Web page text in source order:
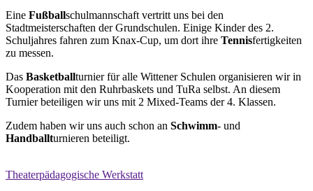
Eine Fußballschulmannschaft vertritt uns bei den
Stadtmeisterschaften der Grundschulen. Einige Kinder des 2.
Schuljahres fahren zum Knax-Cup, um dort ihre Tennisfertigkeiten
zu messen.
Das Basketballturnier für alle Wittener Schulen organisieren wir in
Kooperation mit den Ruhrbaskets und TuRa selbst. An diesem
Turnier beteiligen wir uns mit 2 Mixed-Teams der 4. Klassen.
Zudem haben wir uns auch schon an Schwimm- und
Handballturnieren beteiligt.
Theaterpädagogische Werkstatt